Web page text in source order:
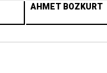
AHMET BOZKURT